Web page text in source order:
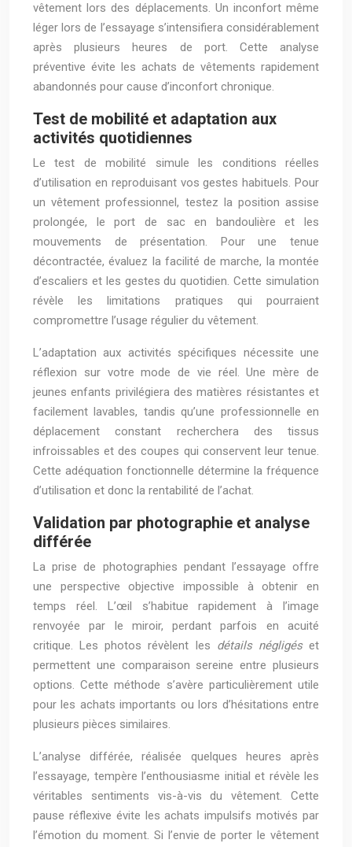
vêtement lors des déplacements. Un inconfort même
léger lors de l’essayage s’intensifiera considérablement
après plusieurs heures de port. Cette analyse
préventive évite les achats de vêtements rapidement
abandonnés pour cause d’inconfort chronique.
Test de mobilité et adaptation aux
activités quotidiennes
Le test de mobilité simule les conditions réelles
d’utilisation en reproduisant vos gestes habituels. Pour
un vêtement professionnel, testez la position assise
prolongée, le port de sac en bandoulière et les
mouvements de présentation. Pour une tenue
décontractée, évaluez la facilité de marche, la montée
d’escaliers et les gestes du quotidien. Cette simulation
révèle les limitations pratiques qui pourraient
compromettre l’usage régulier du vêtement.
L’adaptation aux activités spécifiques nécessite une
réflexion sur votre mode de vie réel. Une mère de
jeunes enfants privilégiera des matières résistantes et
facilement lavables, tandis qu’une professionnelle en
déplacement constant recherchera des tissus
infroissables et des coupes qui conservent leur tenue.
Cette adéquation fonctionnelle détermine la fréquence
d’utilisation et donc la rentabilité de l’achat.
Validation par photographie et analyse
différée
La prise de photographies pendant l’essayage offre
une perspective objective impossible à obtenir en
temps réel. L’œil s’habitue rapidement à l’image
renvoyée par le miroir, perdant parfois en acuité
critique. Les photos révèlent les détails négligéset
permettent une comparaison sereine entre plusieurs
options. Cette méthode s’avère particulièrement utile
pour les achats importants ou lors d’hésitations entre
plusieurs pièces similaires.
L’analyse différée, réalisée quelques heures après
l’essayage, tempère l’enthousiasme initial et révèle les
véritables sentiments vis-à-vis du vêtement. Cette
pause réflexive évite les achats impulsifs motivés par
l’émotion du moment. Si l’envie de porter le vêtement